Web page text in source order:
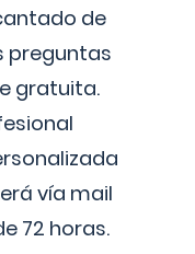
de
preguntas
gratuita.
vía mail
72 horas.